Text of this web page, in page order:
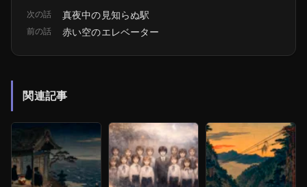
次の話 真夜中の見知らぬ駅
前の話 赤い空のエレベーター
関連記事